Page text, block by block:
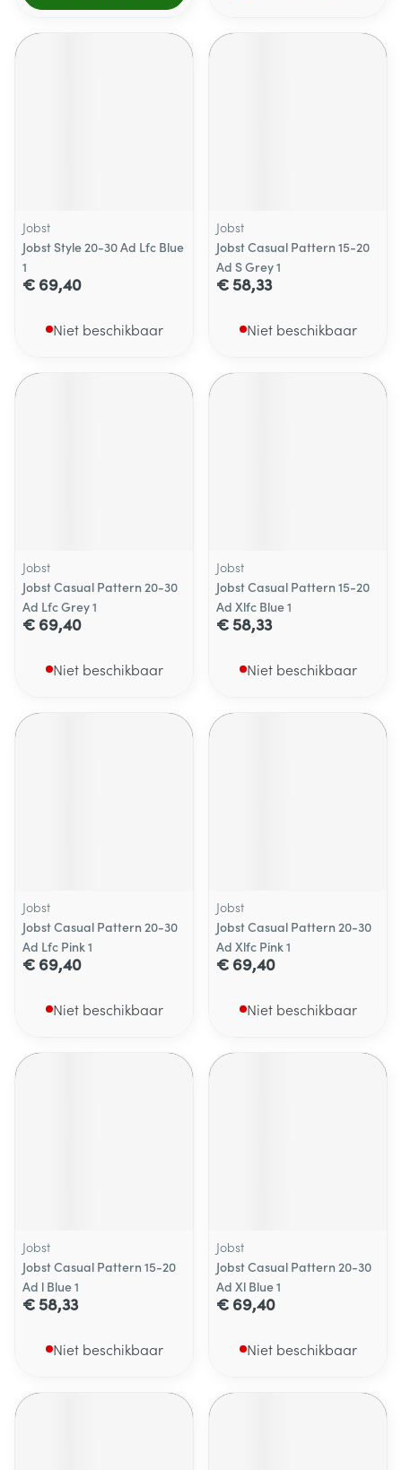
Jobst
Jobst Style 20-30 Ad Lfc Blue
1
€ 69,40
Niet beschikbaar
Jobst
Jobst Casual Pattern 15-20
Ad S Grey 1
€ 58,33
Niet beschikbaar
Jobst
Jobst Casual Pattern 20-30
Ad Lfc Grey 1
€ 69,40
Niet beschikbaar
Jobst
Jobst Casual Pattern 15-20
Ad Xlfc Blue 1
€ 58,33
Niet beschikbaar
Jobst
Jobst Casual Pattern 20-30
Ad Lfc Pink 1
€ 69,40
Niet beschikbaar
Jobst
Jobst Casual Pattern 20-30
Ad Xlfc Pink 1
€ 69,40
Niet beschikbaar
Jobst
Jobst Casual Pattern 15-20
Ad l Blue 1
€ 58,33
Niet beschikbaar
Jobst
Jobst Casual Pattern 20-30
Ad Xl Blue 1
€ 69,40
Niet beschikbaar